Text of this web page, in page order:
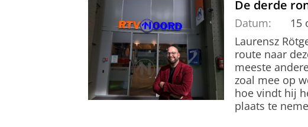
De derde
Datum:
15
Laurensz
route naar
meeste
zoal mee op
hoe vindt hij
plaats te